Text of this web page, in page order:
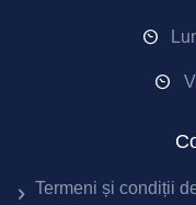
Termeni și condiții